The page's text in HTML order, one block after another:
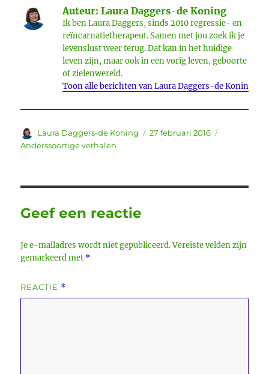
Auteur: Laura Daggers-de Koning
Ik ben Laura Daggers, sinds 2010 regressie- en
reïncarnatietherapeut. Samen met jou zoek ik je
levenslust weer terug. Dat kan in het huidige
leven zijn, maar ook in een vorig leven, geboorte
of zielenwereld.
Toon alle berichten van Laura Daggers-de Koning
Auteur
Laura Daggers-de Koning
Geplaatst
27 februari 2016
Anderssoortige verhalen
Geef een reactie
Je e-mailadres wordt niet gepubliceerd. Vereiste velden zijn
gemarkeerd met *
REACTIE *